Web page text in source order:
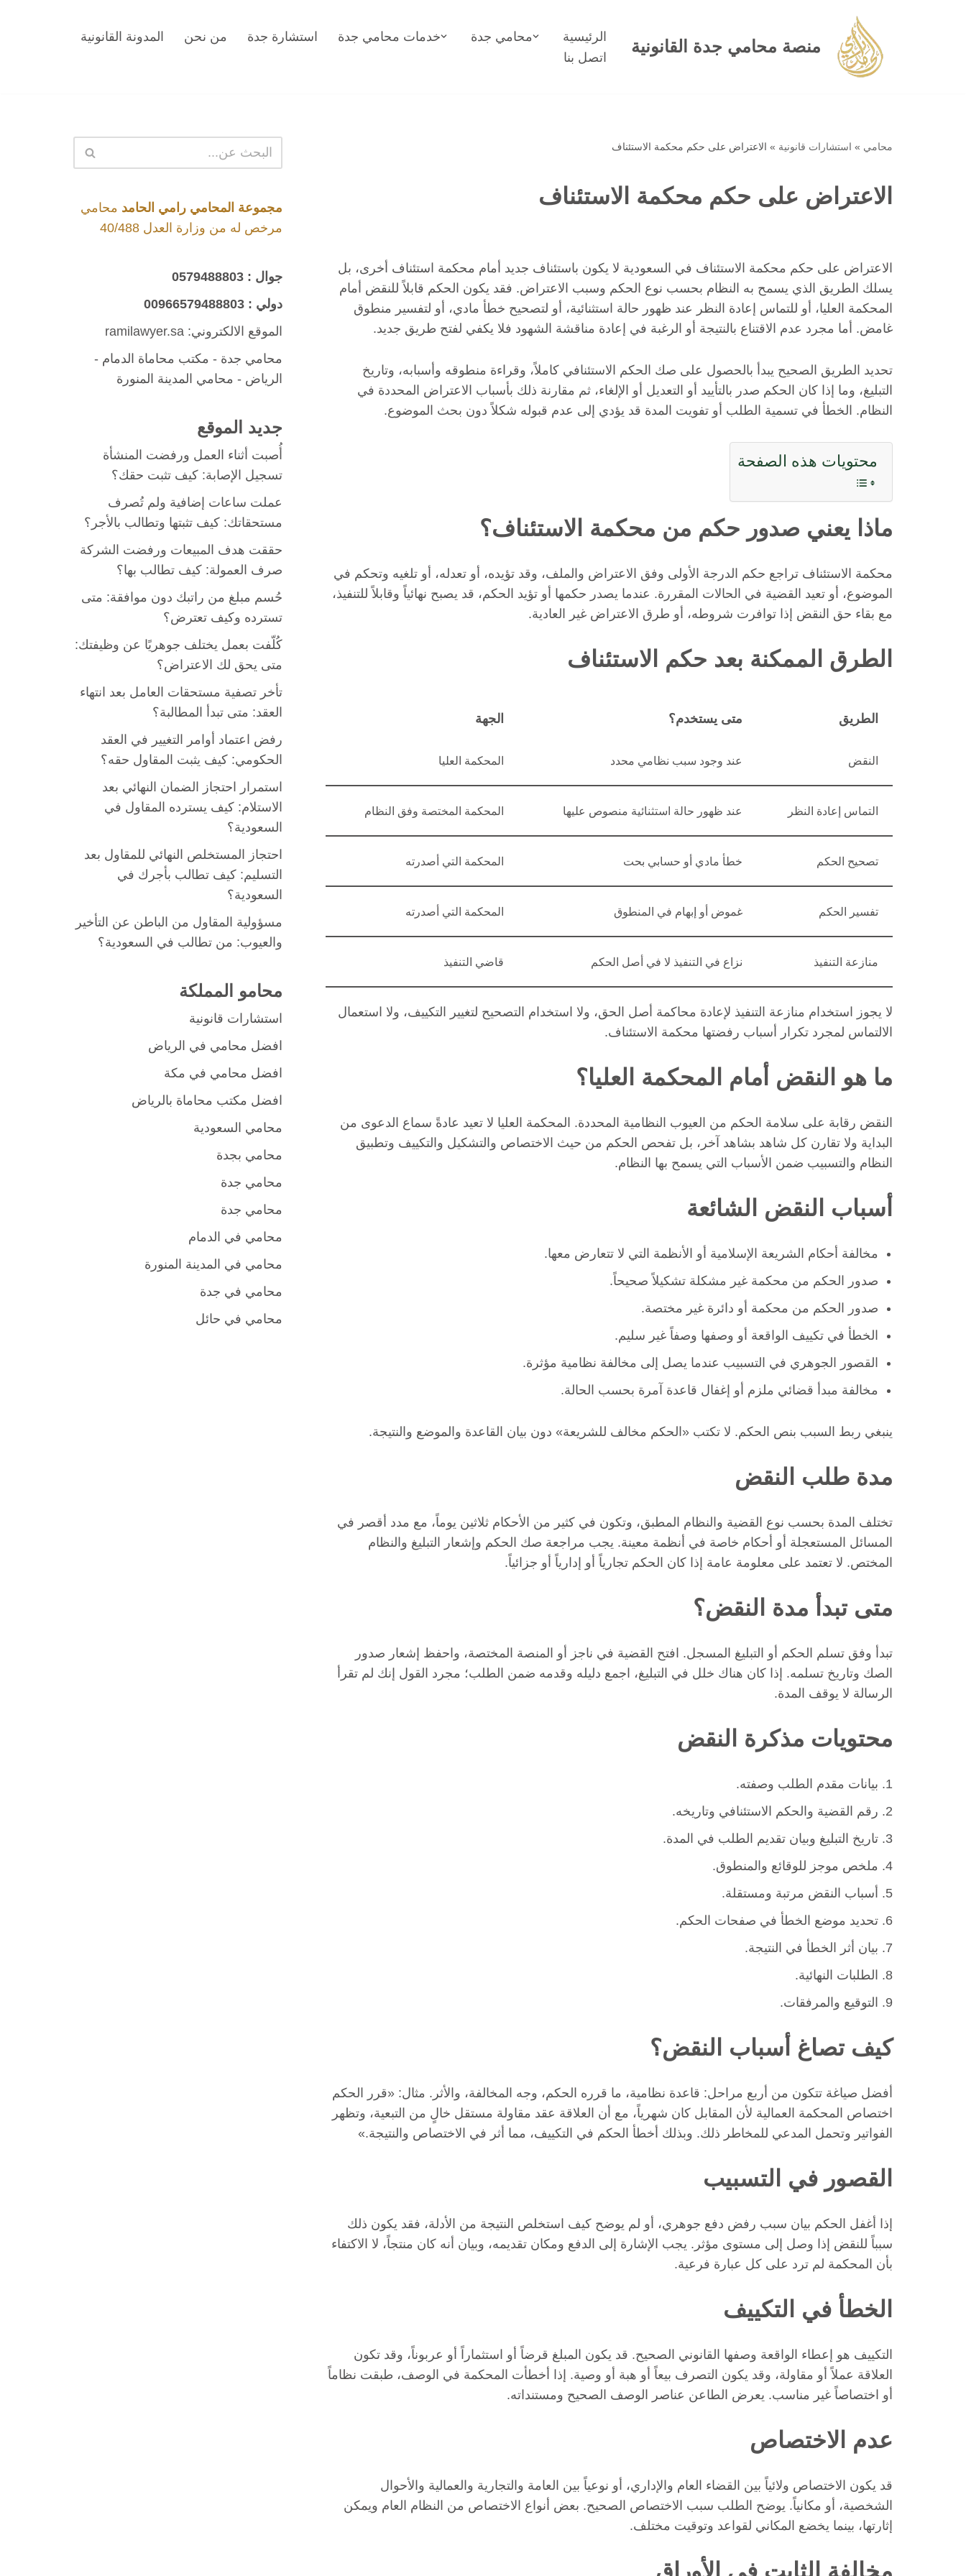
منصة محامي جدة القانونية الرئيسية محامي جدة خدمات محامي جدة استشارة جدة من نحن
المدونة القانونية
اتصل بنا
محامي » استشارات قانونية » الاعتراض على حكم محكمة الاستئناف
الاعتراض على حكم محكمة الاستئناف
الاعتراض على حكم محكمة الاستئناف في السعودية لا يكون باستئناف جديد أمام محكمة استئناف أخرى، بل
يسلك الطريق الذي يسمح به النظام بحسب نوع الحكم وسبب الاعتراض. فقد يكون الحكم قابلاً للنقض أمام
المحكمة العليا، أو للتماس إعادة النظر عند ظهور حالة استثنائية، أو لتصحيح خطأ مادي، أو لتفسير منطوق
غامض. أما مجرد عدم الاقتناع بالنتيجة أو الرغبة في إعادة مناقشة الشهود فلا يكفي لفتح طريق جديد.
تحديد الطريق الصحيح يبدأ بالحصول على صك الحكم الاستئنافي كاملاً، وقراءة منطوقه وأسبابه، وتاريخ
التبليغ، وما إذا كان الحكم صدر بالتأييد أو التعديل أو الإلغاء، ثم مقارنة ذلك بأسباب الاعتراض المحددة في
النظام. الخطأ في تسمية الطلب أو تفويت المدة قد يؤدي إلى عدم قبوله شكلاً دون بحث الموضوع.
محتويات هذه الصفحة
ماذا يعني صدور حكم من محكمة الاستئناف؟
محكمة الاستئناف تراجع حكم الدرجة الأولى وفق الاعتراض والملف، وقد تؤيده، أو تعدله، أو تلغيه وتحكم في
الموضوع، أو تعيد القضية في الحالات المقررة. عندما يصدر حكمها أو تؤيد الحكم، قد يصبح نهائياً وقابلاً للتنفيذ،
مع بقاء حق النقض إذا توافرت شروطه، أو طرق الاعتراض غير العادية.
الطرق الممكنة بعد حكم الاستئناف
الطريق متى يستخدم؟ الجهة
النقض عند وجود سبب نظامي محدد المحكمة العليا
التماس إعادة النظر عند ظهور حالة استثنائية منصوص عليها المحكمة المختصة وفق النظام
تصحيح الحكم خطأ مادي أو حسابي بحت المحكمة التي أصدرته
تفسير الحكم غموض أو إبهام في المنطوق المحكمة التي أصدرته
منازعة التنفيذ نزاع في التنفيذ لا في أصل الحكم قاضي التنفيذ
لا يجوز استخدام منازعة التنفيذ لإعادة محاكمة أصل الحق، ولا استخدام التصحيح لتغيير التكييف، ولا استعمال
الالتماس لمجرد تكرار أسباب رفضتها محكمة الاستئناف.
ما هو النقض أمام المحكمة العليا؟
النقض رقابة على سلامة الحكم من العيوب النظامية المحددة. المحكمة العليا لا تعيد عادةً سماع الدعوى من
البداية ولا تقارن كل شاهد بشاهد آخر، بل تفحص الحكم من حيث الاختصاص والتشكيل والتكييف وتطبيق
النظام والتسبيب ضمن الأسباب التي يسمح بها النظام.
أسباب النقض الشائعة
مخالفة أحكام الشريعة الإسلامية أو الأنظمة التي لا تتعارض معها.
صدور الحكم من محكمة غير مشكلة تشكيلاً صحيحاً.
صدور الحكم من محكمة أو دائرة غير مختصة.
الخطأ في تكييف الواقعة أو وصفها وصفاً غير سليم.
القصور الجوهري في التسبيب عندما يصل إلى مخالفة نظامية مؤثرة.
مخالفة مبدأ قضائي ملزم أو إغفال قاعدة آمرة بحسب الحالة.
ينبغي ربط السبب بنص الحكم. لا تكتب «الحكم مخالف للشريعة» دون بيان القاعدة والموضع والنتيجة.
مدة طلب النقض
تختلف المدة بحسب نوع القضية والنظام المطبق، وتكون في كثير من الأحكام ثلاثين يوماً، مع مدد أقصر في
المسائل المستعجلة أو أحكام خاصة في أنظمة معينة. يجب مراجعة صك الحكم وإشعار التبليغ والنظام
المختص. لا تعتمد على معلومة عامة إذا كان الحكم تجارياً أو إدارياً أو جزائياً.
متى تبدأ مدة النقض؟
تبدأ وفق تسلم الحكم أو التبليغ المسجل. افتح القضية في ناجز أو المنصة المختصة، واحفظ إشعار صدور
الصك وتاريخ تسلمه. إذا كان هناك خلل في التبليغ، اجمع دليله وقدمه ضمن الطلب؛ مجرد القول إنك لم تقرأ
الرسالة لا يوقف المدة.
محتويات مذكرة النقض
بيانات مقدم الطلب وصفته.
رقم القضية والحكم الاستئنافي وتاريخه.
تاريخ التبليغ وبيان تقديم الطلب في المدة.
ملخص موجز للوقائع والمنطوق.
أسباب النقض مرتبة ومستقلة.
تحديد موضع الخطأ في صفحات الحكم.
بيان أثر الخطأ في النتيجة.
الطلبات النهائية.
التوقيع والمرفقات.
كيف تصاغ أسباب النقض؟
أفضل صياغة تتكون من أربع مراحل: قاعدة نظامية، ما قرره الحكم، وجه المخالفة، والأثر. مثال: «قرر الحكم
اختصاص المحكمة العمالية لأن المقابل كان شهرياً، مع أن العلاقة عقد مقاولة مستقل خالٍ من التبعية، وتظهر
الفواتير وتحمل المدعي للمخاطر ذلك. وبذلك أخطأ الحكم في التكييف، مما أثر في الاختصاص والنتيجة.»
القصور في التسبيب
إذا أغفل الحكم بيان سبب رفض دفع جوهري، أو لم يوضح كيف استخلص النتيجة من الأدلة، فقد يكون ذلك
سبباً للنقض إذا وصل إلى مستوى مؤثر. يجب الإشارة إلى الدفع ومكان تقديمه، وبيان أنه كان منتجاً، لا الاكتفاء
بأن المحكمة لم ترد على كل عبارة فرعية.
الخطأ في التكييف
التكييف هو إعطاء الواقعة وصفها القانوني الصحيح. قد يكون المبلغ قرضاً أو استثماراً أو عربوناً، وقد تكون
العلاقة عملاً أو مقاولة، وقد يكون التصرف بيعاً أو هبة أو وصية. إذا أخطأت المحكمة في الوصف، طبقت نظاماً
أو اختصاصاً غير مناسب. يعرض الطاعن عناصر الوصف الصحيح ومستنداته.
عدم الاختصاص
قد يكون الاختصاص ولائياً بين القضاء العام والإداري، أو نوعياً بين العامة والتجارية والعمالية والأحوال
الشخصية، أو مكانياً. يوضح الطلب سبب الاختصاص الصحيح. بعض أنواع الاختصاص من النظام العام ويمكن
إثارتها، بينما يخضع المكاني لقواعد وتوقيت مختلف.
مجموعة المحامي رامي الحامد محامي
مرخص له من وزارة العدل 40/488
جوال : 0579488803
دولي : 00966579488803
الموقع الالكتروني: ramilawyer.sa
محامي جدة - مكتب محاماة الدمام -
الرياض - محامي المدينة المنورة
جديد الموقع
أُصبت أثناء العمل ورفضت المنشأة
تسجيل الإصابة: كيف تثبت حقك؟
عملت ساعات إضافية ولم تُصرف
مستحقاتك: كيف تثبتها وتطالب بالأجر؟
حققت هدف المبيعات ورفضت الشركة
صرف العمولة: كيف تطالب بها؟
حُسم مبلغ من راتبك دون موافقة: متى
تسترده وكيف تعترض؟
كُلّفت بعمل يختلف جوهريًا عن وظيفتك:
متى يحق لك الاعتراض؟
تأخر تصفية مستحقات العامل بعد انتهاء
العقد: متى تبدأ المطالبة؟
رفض اعتماد أوامر التغيير في العقد
الحكومي: كيف يثبت المقاول حقه؟
استمرار احتجاز الضمان النهائي بعد
الاستلام: كيف يسترده المقاول في
السعودية؟
احتجاز المستخلص النهائي للمقاول بعد
التسليم: كيف تطالب بأجرك في
السعودية؟
مسؤولية المقاول من الباطن عن التأخير
والعيوب: من تطالب في السعودية؟
محامو المملكة
استشارات قانونية
افضل محامي في الرياض
افضل محامي في مكة
افضل مكتب محاماة بالرياض
محامي السعودية
محامي بجدة
محامي جدة
محامي جدة
محامي في الدمام
محامي في المدينة المنورة
محامي في جدة
محامي في حائل